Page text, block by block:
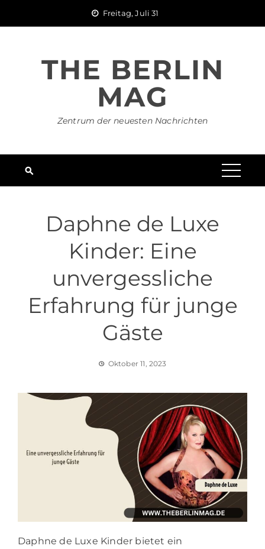
Freitag, Juli 31
THE BERLIN
MAG
Zentrum der neuesten Nachrichten
Daphne de Luxe
Kinder: Eine
unvergessliche
Erfahrung für junge
Gäste
Oktober 11, 2023
Daphne de Luxe Kinder bietet ein